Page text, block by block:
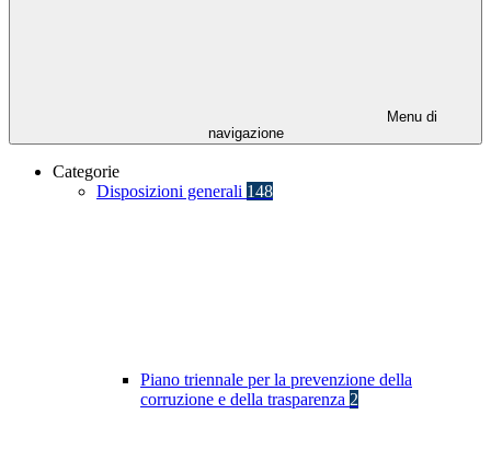
Menu di
navigazione
Categorie
Disposizioni generali 148
Piano triennale per la prevenzione della
corruzione e della trasparenza 2